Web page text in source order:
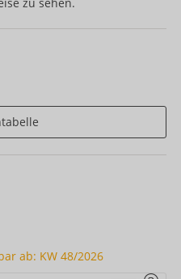
ab: KW 48/2026